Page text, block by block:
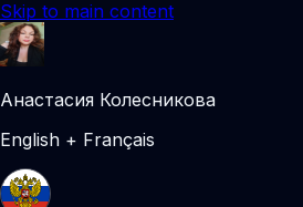
Skip to main content
Анастасия Колесникова
English + Français